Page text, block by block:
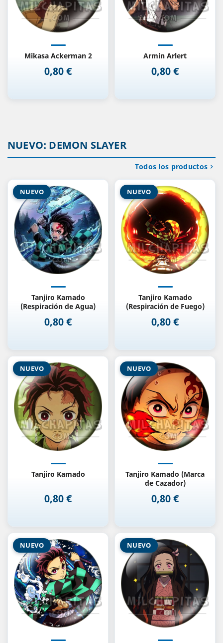
Mikasa Ackerman 2
Precio
0,80 €
Armin Arlert
Precio
0,80 €
NUEVO: DEMON SLAYER
Tanjiro Kamado
(Respiración de Agua)
Precio
0,80 €
NUEVO
Tanjiro Kamado
(Respiración de Fuego)
Precio
0,80 €
NUEVO
Tanjiro Kamado
Precio
0,80 €
NUEVO
Tanjiro Kamado (Marca
de Cazador)
Precio
0,80 €
NUEVO
NUEVO NUEVO
Todos los productos 